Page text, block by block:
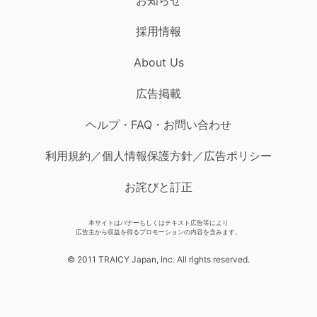
採用情報
About Us
広告掲載
ヘルプ・FAQ・お問い合わせ
利用規約／個人情報保護方針／広告ポリシー
お詫びと訂正
本サイトはバナーもしくはテキスト広告等により
広告主から収益を得るプロモーションの内容を含みます。
© 2011 TRAICY Japan, Inc. All rights reserved.